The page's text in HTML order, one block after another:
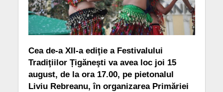
Cea de-a XII-a ediţie a Festivalului
Tradiţiilor Țigăneşti va avea loc joi 15
august, de la ora 17.00, pe pietonalul
Liviu Rebreanu, în organizarea Primăriei